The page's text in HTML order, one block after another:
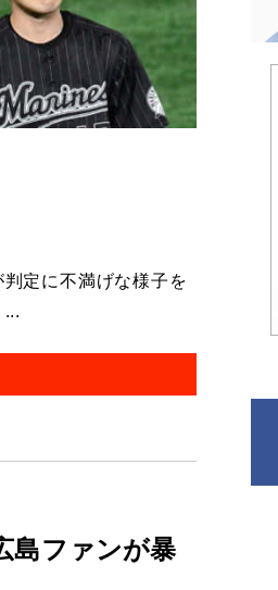
定に不満げな様子を
...
島ファンが暴